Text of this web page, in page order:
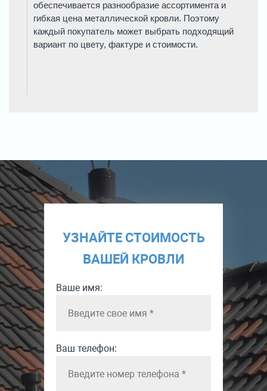
обеспечивается разнообразие ассортимента и
гибкая цена металлической кровли. Поэтому
каждый покупатель может выбрать подходящий
вариант по цвету, фактуре и стоимости.
УЗНАЙТЕ СТОИМОСТЬ
ВАШЕЙ КРОВЛИ
Ваше имя:
Ваш телефон: